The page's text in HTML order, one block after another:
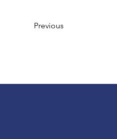
Previous